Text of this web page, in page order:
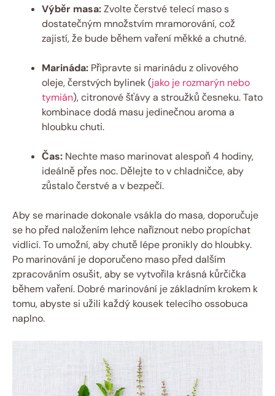
Výběr masa:Zvolte čerstvé telecí maso s
dostatečným množstvím mramorování, což
zajistí, že bude během vaření měkké a chutné.
Marináda: Připravte si marinádu z olivového
oleje, čerstvých bylinek (jako je rozmarýn nebo
tymián), citronové šťávy a stroužků česneku. Tato
kombinace dodá masu jedinečnou aroma a
hloubku chuti.
Čas: Nechte maso marinovat alespoň 4 hodiny,
ideálně přes noc. Dělejte to v chladničce, aby
zůstalo čerstvé a v bezpečí.
Aby se marinade dokonale vsákla do masa, doporučuje
se ho před naložením lehce naříznout nebo propíchat
vidlicí. To umožní, aby chutě lépe pronikly do hloubky.
Po marinování je doporučeno maso před dalším
zpracováním osušit, aby se vytvořila krásná kůrčička
během vaření. Dobré marinování je základním krokem k
tomu, abyste si užili každý kousek telecího ossobuca
naplno.